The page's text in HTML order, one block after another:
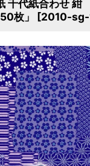
千代紙合わせ 紺
枚」
[2010-